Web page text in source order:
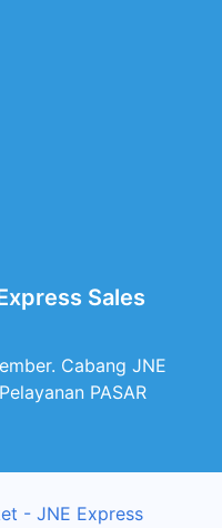
Sales
Cabang JNE
PASAR
- JNE Express